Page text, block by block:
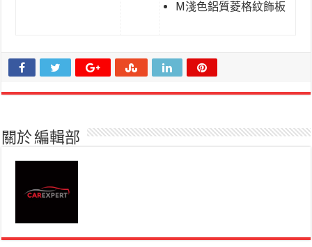
M淺色鋁質菱格紋飾板
關於 編輯部